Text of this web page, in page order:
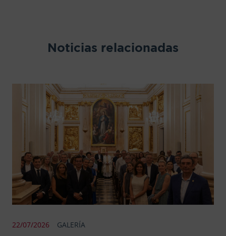
Noticias relacionadas
22/07/2026 GALERÍA